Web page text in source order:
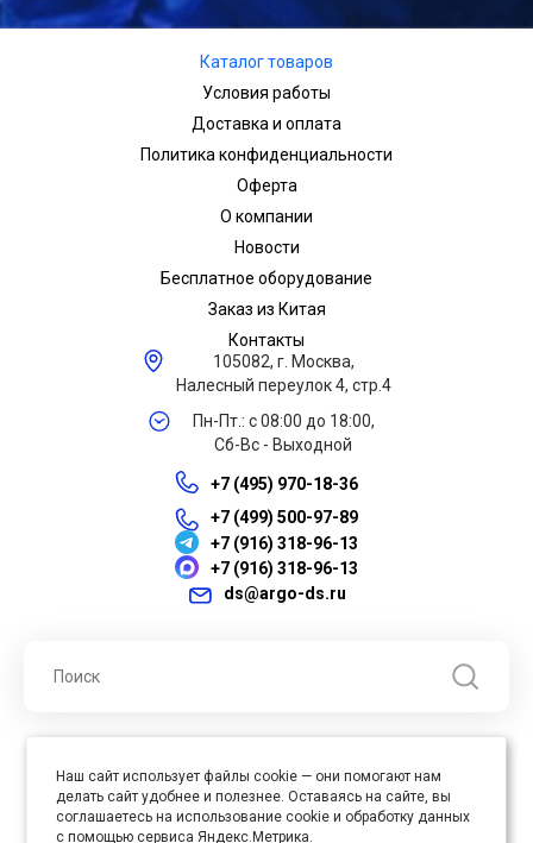
Каталог товаров
Условия работы
Доставка и оплата
Политика конфиденциальности
Оферта
О компании
Новости
Бесплатное оборудование
Заказ из Китая
Контакты
105082, г. Москва,
Налесный переулок 4, стр.4
Пн-Пт.: с 08:00 до 18:00,
Сб-Вс - Выходной
+7 (495) 970-18-36
+7 (499) 500-97-89
+7 (916) 318-96-13
+7 (916) 318-96-13
ds@argo-ds.ru
права защищены
Юр. адрес : 105005, г. Москва, ул. Бауманская, д.20, стр. 3
Наш сайт использует файлы cookie — они помогают нам
делать сайт удобнее и полезнее. Оставаясь на сайте, вы
соглашаетесь на использование cookie и обработку данных
с помощью сервиса Яндекс.Метрика.